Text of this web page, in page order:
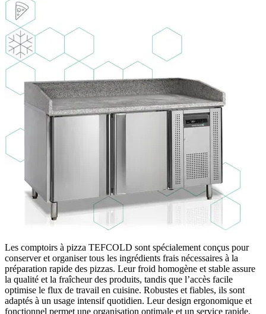
Les comptoirs à pizza TEFCOLD sont spécialement conçus pour
conserver et organiser tous les ingrédients frais nécessaires à la
préparation rapide des pizzas. Leur froid homogène et stable assure
la qualité et la fraîcheur des produits, tandis que l’accès facile
optimise le flux de travail en cuisine. Robustes et fiables, ils sont
adaptés à un usage intensif quotidien. Leur design ergonomique et
fonctionnel permet une organisation optimale et un service rapide.